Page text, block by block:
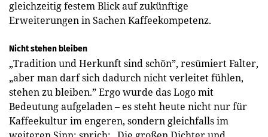
gleichzeitig festem Blick auf zukünftige
Erweiterungen in Sachen Kaffeekompetenz.
Nicht stehen bleiben
„Tradition und Herkunft sind schön”, resümiert Falter,
„aber man darf sich dadurch nicht verleitet fühlen,
stehen zu bleiben.” Ergo wurde das Logo mit
Bedeutung aufgeladen – es steht heute nicht nur für
Kaffeekultur im engeren, sondern gleichfalls im